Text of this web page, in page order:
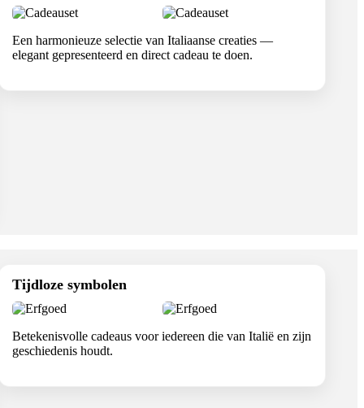
Een harmonieuze selectie van Italiaanse creaties —
elegant gepresenteerd en direct cadeau te doen.
Tijdloze symbolen
Betekenisvolle cadeaus voor iedereen die van Italië en zijn
geschiedenis houdt.